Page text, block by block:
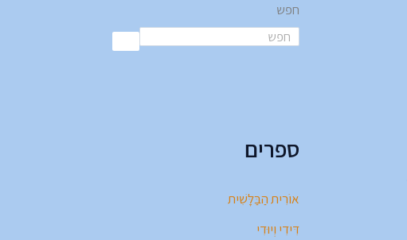
חפש
ספרים
אוֹרִית הַבַּלָּשִׁית
דִּידִי וְיוּדִי